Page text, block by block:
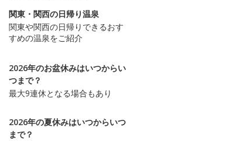
関東・関西の日帰り温泉
関東や関西の日帰りできるおす
すめの温泉をご紹介
2026年のお盆休みはいつからい
つまで？
最大9連休となる場合もあり
2026年の夏休みはいつからいつ
まで？